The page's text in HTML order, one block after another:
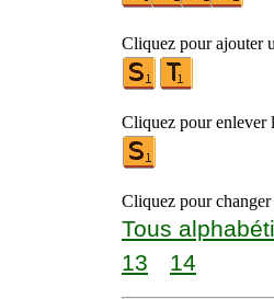
Cliquez pour ajouter
Cliquez pour enlever
Cliquez pour
Tous
13
14